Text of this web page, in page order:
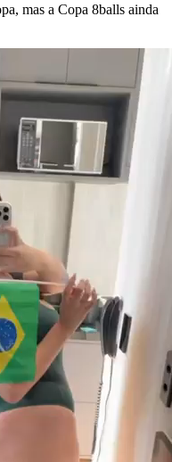
mas a Copa 8balls ainda